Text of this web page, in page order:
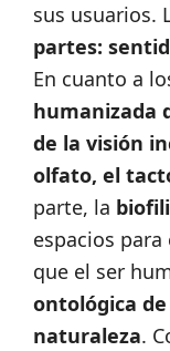
sus usuarios.
partes:
En cuanto a
humanizada
de la visión
olfato, el
parte, la
espacios
que el ser
ontológica
naturaleza.